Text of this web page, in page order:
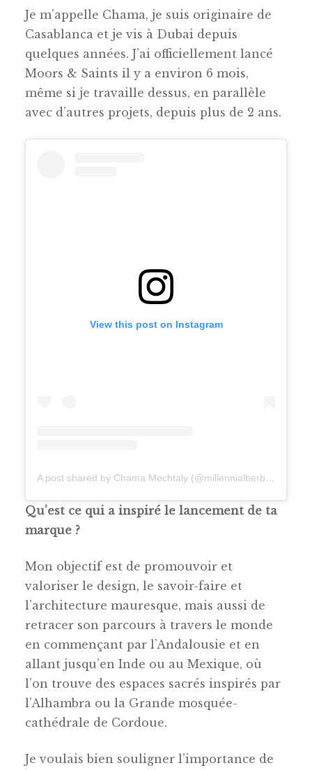
Je m’appelle Chama, je suis originaire de
Casablanca et je vis à Dubai depuis
quelques années. J’ai officiellement lancé
Moors & Saints il y a environ 6 mois,
même si je travaille dessus, en parallèle
avec d’autres projets, depuis plus de 2 ans.
View this post on Instagram
A post shared by Chama Mechtaly (@millennialberber)
Qu’est ce qui a inspiré le lancement de ta
marque ?
Mon objectif est de promouvoir et
valoriser le design, le savoir-faire et
l’architecture mauresque, mais aussi de
retracer son parcours à travers le monde
en commençant par l’Andalousie et en
allant jusqu’en Inde ou au Mexique, où
l’on trouve des espaces sacrés inspirés par
l’Alhambra ou la Grande mosquée-
cathédrale de Cordoue.
Je voulais bien souligner l’importance de